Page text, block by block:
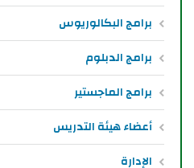
برامج البكالوريوس
برامج الدبلوم
برامج الماجستير
أعضاء هيئة التدريس
الإدارة